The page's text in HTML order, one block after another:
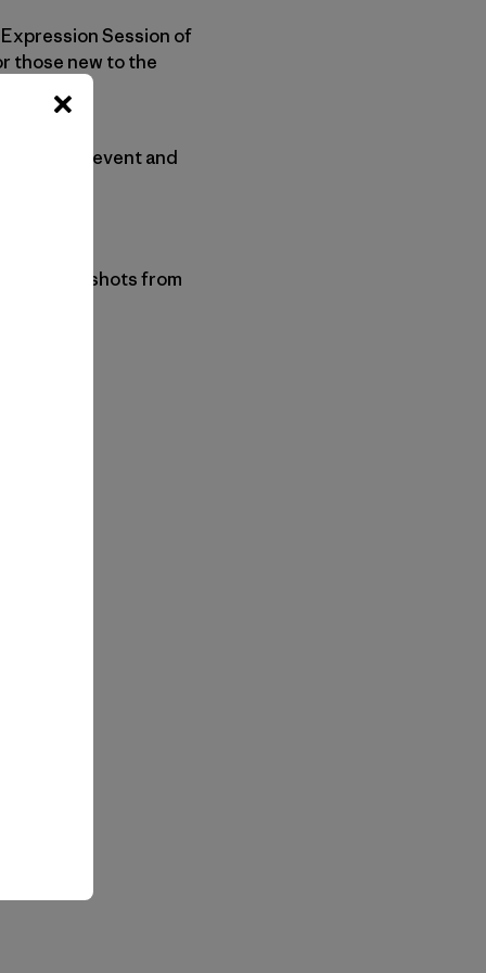
Session of
those new to the
the event and
more surf shots from